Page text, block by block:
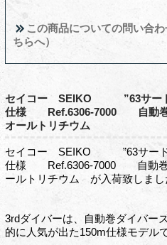
この商品についての問い合
ちらへ）
セイコー SEIKO ”63サ
仕様 Ref.6306-7000 自動巻
オールトリチウム
セイコー SEIKO ”63サ
仕様 Ref.6306-7000 自動巻
ールトリチウム が入荷致しまし
3rdダイバーは、自動巻ダイバー
的に人気が出た150m仕様モデルで